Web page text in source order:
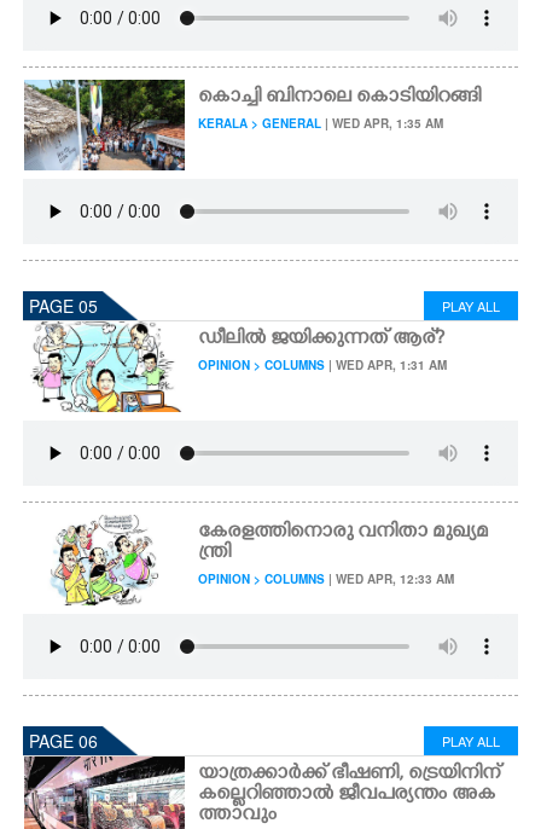
കൊച്ചി ബിനാലെ കൊടിയിറങ്ങി
KERALA > GENERAL | WED APR, 1:35 AM
PAGE 05 PLAY ALL
ഡീലിൽ ജയിക്കുന്നത് ആര്?
OPINION > COLUMNS | WED APR, 1:31 AM
കേരളത്തിനൊരു വനിതാ മുഖ്യമ
ന്ത്രി
OPINION > COLUMNS | WED APR, 12:33 AM
PAGE 06 PLAY ALL
യാത്രക്കാർക്ക് ഭീഷണി, ട്രെയിനിന്
കല്ലെറിഞ്ഞാൽ ജീവപര്യന്തം അക
ത്താവും